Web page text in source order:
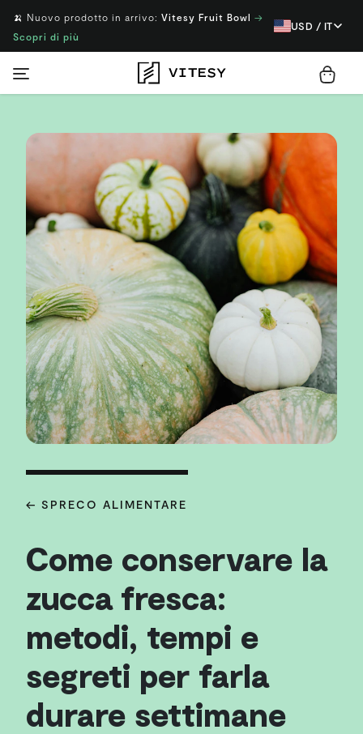
🍌 Nuovo prodotto in arrivo: Vitesy Fruit Bowl →
Scopri di più
USD / IT
← SPRECO ALIMENTARE
Come conservare la
zucca fresca:
metodi, tempi e
segreti per farla
durare settimane